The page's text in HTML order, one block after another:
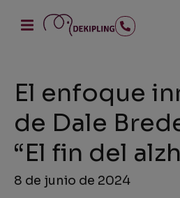
El enfoque
de Dale
“El fin del
8 de junio de 2024